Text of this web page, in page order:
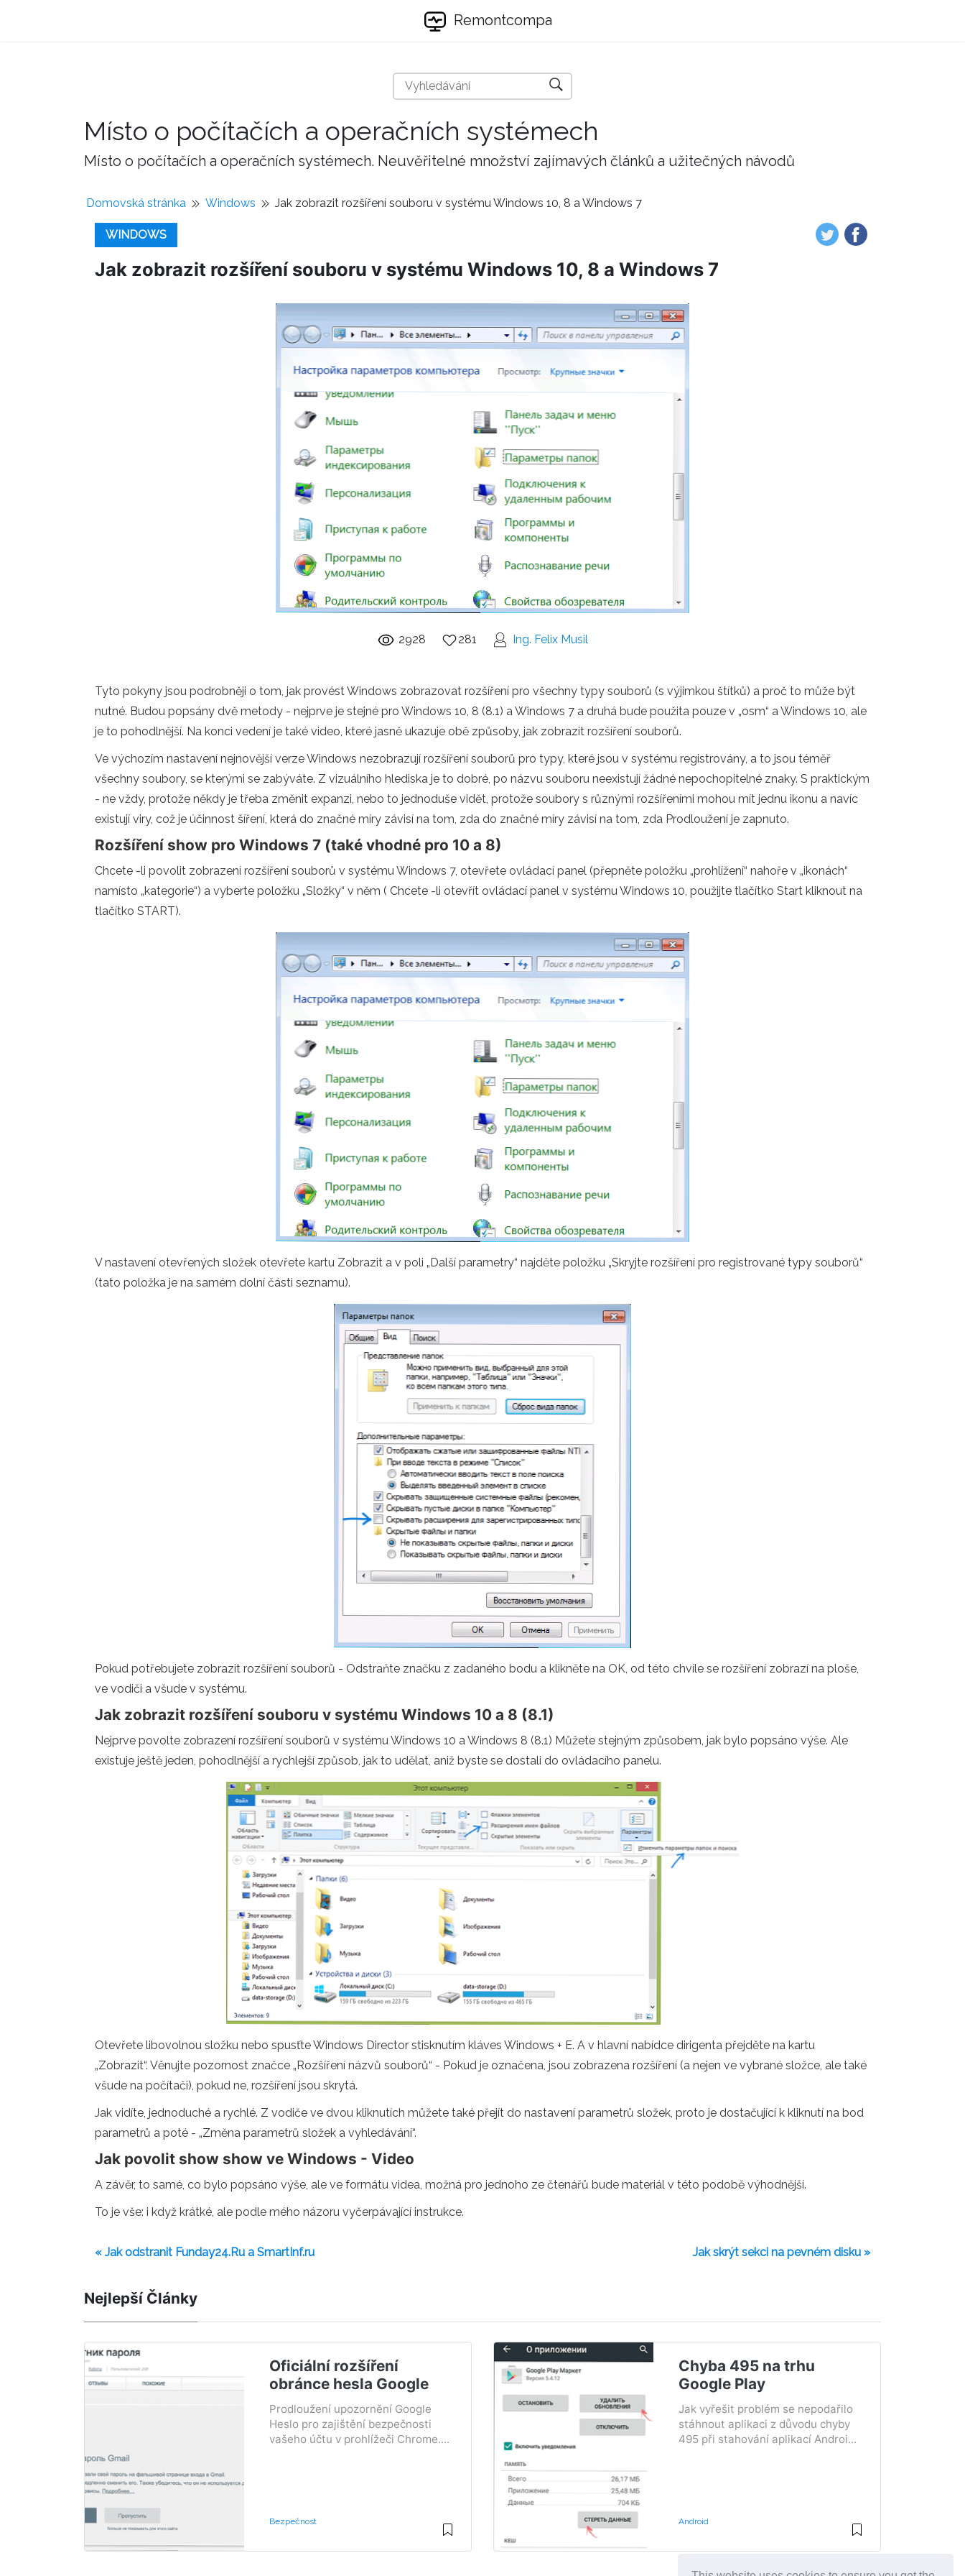
Remontcompa
Místo o počítačích a operačních systémech
Místo o počítačích a operačních systémech. Neuvěřitelné množství zajímavých článků a užitečných návodů
Domovská stránka Windows Jak zobrazit rozšíření souboru v systému Windows 10, 8 a Windows 7
WINDOWS
Jak zobrazit rozšíření souboru v systému Windows 10, 8 a Windows 7
2928 281 Ing. Felix Musil
Tyto pokyny jsou podrobněji o tom, jak provést Windows zobrazovat rozšíření pro všechny typy souborů (s výjimkou štítků) a proč to může být
nutné. Budou popsány dvě metody - nejprve je stejné pro Windows 10, 8 (8.1) a Windows 7 a druhá bude použita pouze v „osm“ a Windows 10, ale
je to pohodlnější. Na konci vedení je také video, které jasně ukazuje obě způsoby, jak zobrazit rozšíření souborů.
Ve výchozím nastavení nejnovější verze Windows nezobrazují rozšíření souborů pro typy, které jsou v systému registrovány, a to jsou téměř
všechny soubory, se kterými se zabýváte. Z vizuálního hlediska je to dobré, po názvu souboru neexistují žádné nepochopitelné znaky. S praktickým
- ne vždy, protože někdy je třeba změnit expanzi, nebo to jednoduše vidět, protože soubory s různými rozšířeními mohou mít jednu ikonu a navíc
existují viry, což je účinnost šíření, která do značné míry závisí na tom, zda do značné míry závisí na tom, zda Prodloužení je zapnuto.
Rozšíření show pro Windows 7 (také vhodné pro 10 a 8)
Chcete -li povolit zobrazení rozšíření souborů v systému Windows 7, otevřete ovládací panel (přepněte položku „prohlížení“ nahoře v „ikonách“
namísto „kategorie“) a vyberte položku „Složky“ v něm ( Chcete -li otevřít ovládací panel v systému Windows 10, použijte tlačítko Start kliknout na
tlačítko START).
V nastavení otevřených složek otevřete kartu Zobrazit a v poli „Další parametry“ najděte položku „Skryjte rozšíření pro registrované typy souborů“
(tato položka je na samém dolní části seznamu).
Pokud potřebujete zobrazit rozšíření souborů - Odstraňte značku z zadaného bodu a klikněte na OK, od této chvíle se rozšíření zobrazí na ploše,
ve vodiči a všude v systému.
Jak zobrazit rozšíření souboru v systému Windows 10 a 8 (8.1)
Nejprve povolte zobrazení rozšíření souborů v systému Windows 10 a Windows 8 (8.1) Můžete stejným způsobem, jak bylo popsáno výše. Ale
existuje ještě jeden, pohodlnější a rychlejší způsob, jak to udělat, aniž byste se dostali do ovládacího panelu.
Otevřete libovolnou složku nebo spusťte Windows Director stisknutím kláves Windows + E. A v hlavní nabídce dirigenta přejděte na kartu
„Zobrazit“. Věnujte pozornost značce „Rozšíření názvů souborů“ - Pokud je označena, jsou zobrazena rozšíření (a nejen ve vybrané složce, ale také
všude na počítači), pokud ne, rozšíření jsou skrytá.
Jak vidíte, jednoduché a rychlé. Z vodiče ve dvou kliknutích můžete také přejít do nastavení parametrů složek, proto je dostačující k kliknutí na bod
parametrů a poté - „Změna parametrů složek a vyhledávání“.
Jak povolit show show ve Windows - Video
A závěr, to samé, co bylo popsáno výše, ale ve formátu videa, možná pro jednoho ze čtenářů bude materiál v této podobě výhodnější.
To je vše: i když krátké, ale podle mého názoru vyčerpávající instrukce.
« Jak odstranit Funday24.Ru a SmartInf.ru Jak skrýt sekci na pevném disku »
Nejlepší Články
Oficiální rozšíření
obránce hesla Google
Prodloužení upozornění Google
Heslo pro zajištění bezpečnosti
vašeho účtu v prohlížeči Chrome....
Bezpečnost
Chyba 495 na trhu
Google Play
Jak vyřešit problém se nepodařilo
stáhnout aplikaci z důvodu chyby
495 při stahování aplikací Androi...
Android